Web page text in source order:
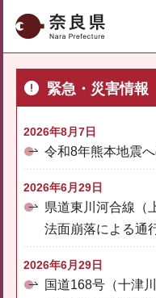
奈良県
緊急・災害情報
2026年8月7日
令和8年熊本地震
2026年6月29日
県道東川河合線（
法面崩落による通
2026年6月29日
国道168号（十津